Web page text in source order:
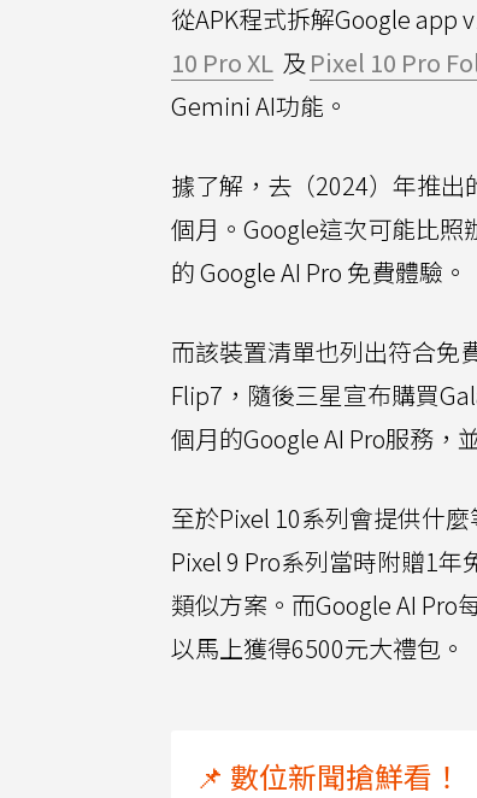
從APK程式拆解Google app
10 Pro XL 及 Pixel 10 Pro
Gemini AI功能。
據了解，去（2024）年推出
個月。Google這次可能比照
的 Google AI Pro 免費體驗。
而該裝置清單也列出符合免
Flip7，隨後三星宣布購買
個月的Google AI Pro服務，
至於Pixel 10系列會提供什
Pixel 9 Pro系列當時附贈1
類似方案。而Google AI Pro
以馬上獲得6500元大禮包。
📌 數位新聞搶鮮看！